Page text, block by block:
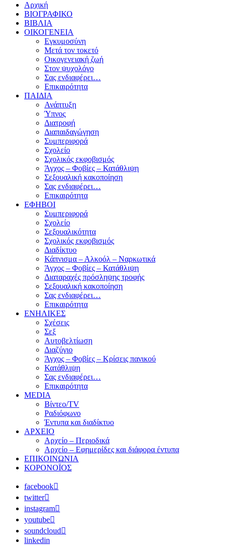
Αρχική
ΒΙΟΓΡΑΦΙΚΟ
ΒΙΒΛΙΑ
ΟΙΚΟΓΕΝΕΙΑ
Εγκυμοσύνη
Μετά τον τοκετό
Οικογενειακή ζωή
Στον ψυχολόγο
Σας ενδιαφέρει…
Επικαιρότητα
ΠΑΙΔΙΑ
Ανάπτυξη
Ύπνος
Διατροφή
Διαπαιδαγώγηση
Συμπεριφορά
Σχολείο
Σχολικός εκφοβισμός
Άγχος – Φοβίες – Κατάθλιψη
Σεξουαλική κακοποίηση
Σας ενδιαφέρει…
Επικαιρότητα
ΕΦΗΒΟΙ
Συμπεριφορά
Σχολείο
Σεξουαλικότητα
Σχολικός εκφοβισμός
Διαδίκτυο
Κάπνισμα – Αλκοόλ – Ναρκωτικά
Άγχος – Φοβίες – Κατάθλιψη
Διαταραχές πρόσληψης τροφής
Σεξουαλική κακοποίηση
Σας ενδιαφέρει…
Επικαιρότητα
ΕΝΗΛΙΚΕΣ
Σχέσεις
Σεξ
Αυτοβελτίωση
Διαζύγιο
Άγχος – Φοβίες – Κρίσεις πανικού
Κατάθλιψη
Σας ενδιαφέρει…
Επικαιρότητα
MEDIA
Βίντεο/TV
Ραδιόφωνο
Έντυπα και διαδίκτυο
ΑΡΧΕΙΟ
Αρχείο – Περιοδικά
Αρχείο – Εφημερίδες και διάφορα έντυπα
ΕΠΙΚΟΙΝΩΝΙΑ
ΚΟΡΟΝΟΪΟΣ
facebook
twitter
instagram
youtube
soundcloud
linkedin